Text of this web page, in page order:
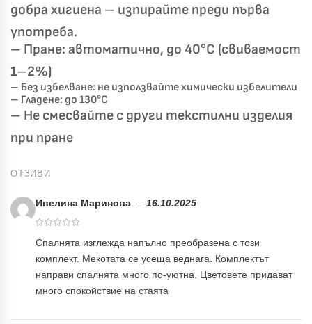
добра хигиена – изпирайте преди първа
употреба.
– Пране: автоматично, до 40°C (свиваемост
1–2%)
– Без избелване: не използвайте химически избелители
– Гладене: до 130°C
– Не смесвайте с други текстилни изделия
при пране
ОТЗИВИ
Ивелина Маринова – 16.10.2025
Спалнята изглежда напълно преобразена с този
комплект. Мекотата се усеща веднага. Комплектът
направи спалнята много по-уютна. Цветовете придават
много спокойствие на стаята